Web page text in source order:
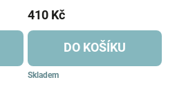
Skladem
410 Kč
DO KOŠÍKU